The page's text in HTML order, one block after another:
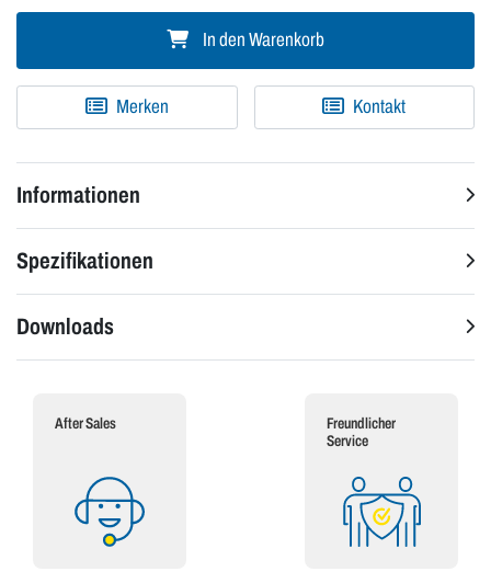
In den Warenkorb
Merken Kontakt
Informationen
Spezifikationen
Downloads
After Sales
Freundlicher
Service